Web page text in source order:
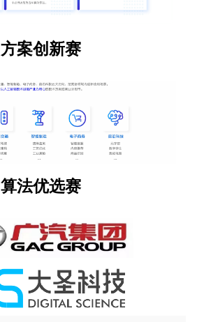
方案创新赛
算法优选赛